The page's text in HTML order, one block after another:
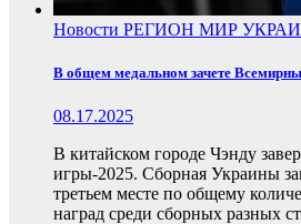
Новости РЕГИОН МИР
В общем медальном зачете
08.17.2025
В китайском городе Чэнду
игры-2025. Сборная Украины
третьем месте по общему
наград среди сборных разных